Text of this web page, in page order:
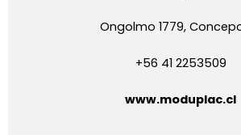
Ongolmo 1779,
+56 41 2253509
www.moduplac.cl